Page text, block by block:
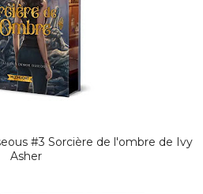
#3 Sorcière de l'ombre de Ivy
Asher